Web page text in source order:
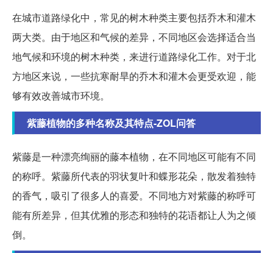
在城市道路绿化中，常见的树木种类主要包括乔木和灌木
两大类。由于地区和气候的差异，不同地区会选择适合当
地气候和环境的树木种类，来进行道路绿化工作。对于北
方地区来说，一些抗寒耐旱的乔木和灌木会更受欢迎，能
够有效改善城市环境。
紫藤植物的多种名称及其特点-ZOL问答
紫藤是一种漂亮绚丽的藤本植物，在不同地区可能有不同
的称呼。紫藤所代表的羽状复叶和蝶形花朵，散发着独特
的香气，吸引了很多人的喜爱。不同地方对紫藤的称呼可
能有所差异，但其优雅的形态和独特的花语都让人为之倾
倒。